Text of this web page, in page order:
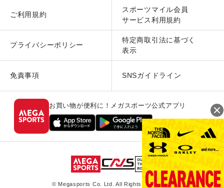
ご利用規約
スポーツマイル会員
サービス利用規約
プライバシーポリシー
特定商取引法に基づく
表示
免責事項 SNSガイドライン
お買い物が便利に！メガスポーツ公式アプリ
© Megasports Co. Ltd. All Rights Reserved.